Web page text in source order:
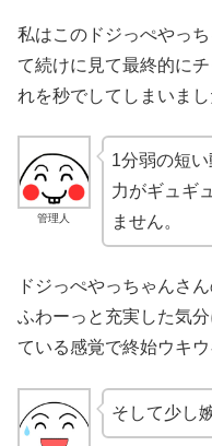
私はこのドジっぺやっ
て続けに見て最終的に
れを秒でしてしまいまし
管理人
1分弱の短
力がギュギ
ません。
ドジっぺやっちゃんさ
ふわーっと充実した気
ている感覚で終始ウキウ
そして少し